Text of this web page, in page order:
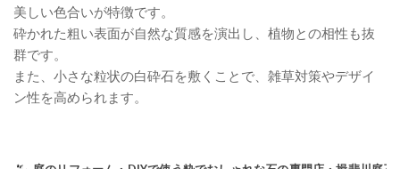
美しい色合いが特徴です。
砕かれた粗い表面が自然な質感を演出し、植物との相性も抜
群です。
また、小さな粒状の白砕石を敷くことで、雑草対策やデザイ
ン性を高められます。